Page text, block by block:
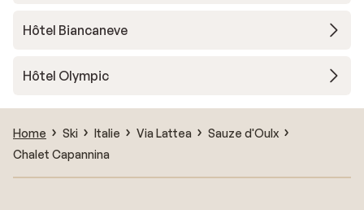
Hôtel Biancaneve
Hôtel Olympic
Home Ski Italie Via Lattea
Sauze d'Oulx
Chalet Capannina